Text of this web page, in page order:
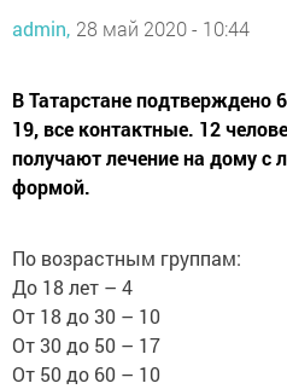
admin, 28 май 2020 - 10:44
В Татарстане подтверждено
19, все контактные. 12
получают лечение на дому с
формой.
По возрастным группам:
До 18 лет – 4
От 18 до 30 – 10
От 30 до 50 – 17
От 50 до 60 – 10